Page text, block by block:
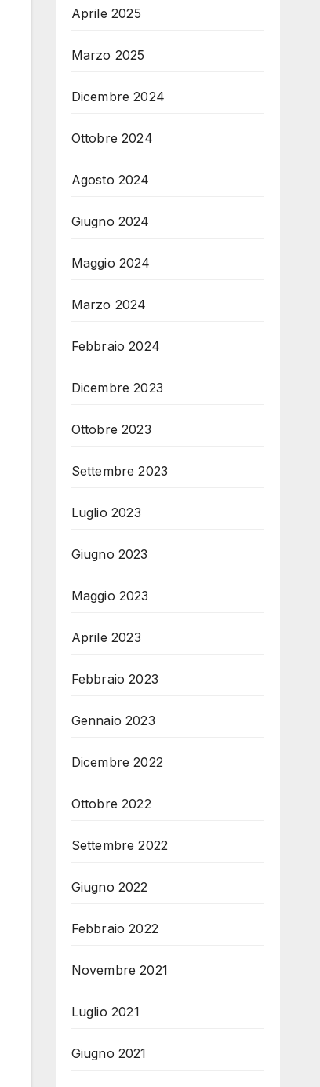
Aprile 2025
Marzo 2025
Dicembre 2024
Ottobre 2024
Agosto 2024
Giugno 2024
Maggio 2024
Marzo 2024
Febbraio 2024
Dicembre 2023
Ottobre 2023
Settembre 2023
Luglio 2023
Giugno 2023
Maggio 2023
Aprile 2023
Febbraio 2023
Gennaio 2023
Dicembre 2022
Ottobre 2022
Settembre 2022
Giugno 2022
Febbraio 2022
Novembre 2021
Luglio 2021
Giugno 2021